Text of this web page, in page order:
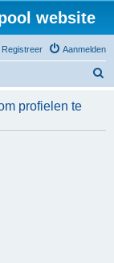
website
Aanmelden
Registreer
k
profielen te